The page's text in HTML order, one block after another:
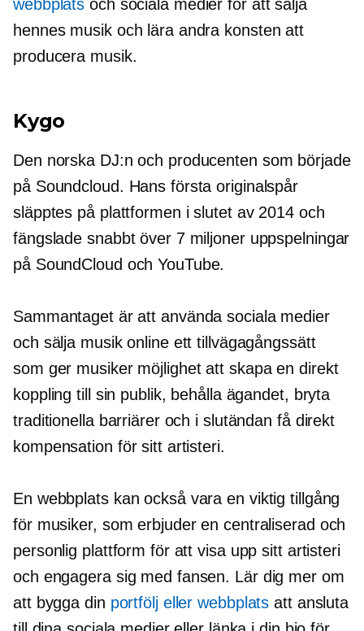
webbplats och sociala medier för att sälja
hennes musik och lära andra konsten att
producera musik.
Kygo
Den norska DJ:n och producenten som började
på Soundcloud. Hans första originalspår
släpptes på plattformen i slutet av 2014 och
fängslade snabbt över 7 miljoner uppspelningar
på SoundCloud och YouTube.
Sammantaget är att använda sociala medier
och sälja musik online ett tillvägagångssätt
som ger musiker möjlighet att skapa en direkt
koppling till sin publik, behålla ägandet, bryta
traditionella barriärer och i slutändan få direkt
kompensation för sitt artisteri.
En webbplats kan också vara en viktig tillgång
för musiker, som erbjuder en centraliserad och
personlig plattform för att visa upp sitt artisteri
och engagera sig med fansen. Lär dig mer om
att bygga din portfölj eller webbplats att ansluta